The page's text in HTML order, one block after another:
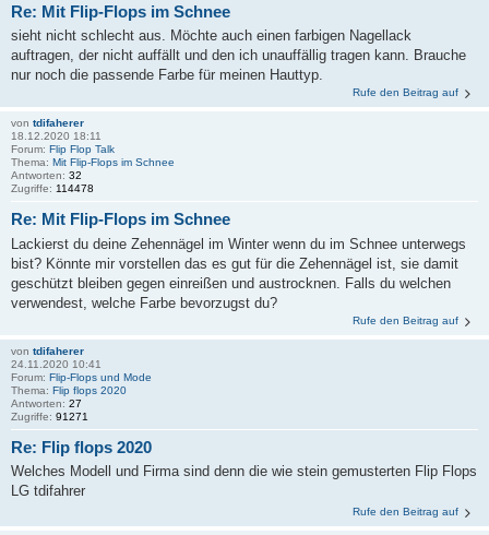
Re: Mit Flip-Flops im Schnee
sieht nicht schlecht aus. Möchte auch einen farbigen Nagellack
auftragen, der nicht auffällt und den ich unauffällig tragen kann. Brauche
nur noch die passende Farbe für meinen Hauttyp.
Rufe den Beitrag auf
von tdifaherer
18.12.2020 18:11
Forum: Flip Flop Talk
Thema: Mit Flip-Flops im Schnee
Antworten: 32
Zugriffe: 114478
Re: Mit Flip-Flops im Schnee
Lackierst du deine Zehennägel im Winter wenn du im Schnee unterwegs
bist? Könnte mir vorstellen das es gut für die Zehennägel ist, sie damit
geschützt bleiben gegen einreißen und austrocknen. Falls du welchen
verwendest, welche Farbe bevorzugst du?
Rufe den Beitrag auf
von tdifaherer
24.11.2020 10:41
Forum: Flip-Flops und Mode
Thema: Flip flops 2020
Antworten: 27
Zugriffe: 91271
Re: Flip flops 2020
Welches Modell und Firma sind denn die wie stein gemusterten Flip Flops
LG tdifahrer
Rufe den Beitrag auf